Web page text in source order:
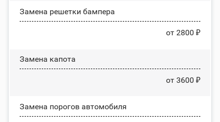
Замена решетки бампера
от 2800 ₽
Замена капота
от 3600 ₽
Замена порогов автомобиля